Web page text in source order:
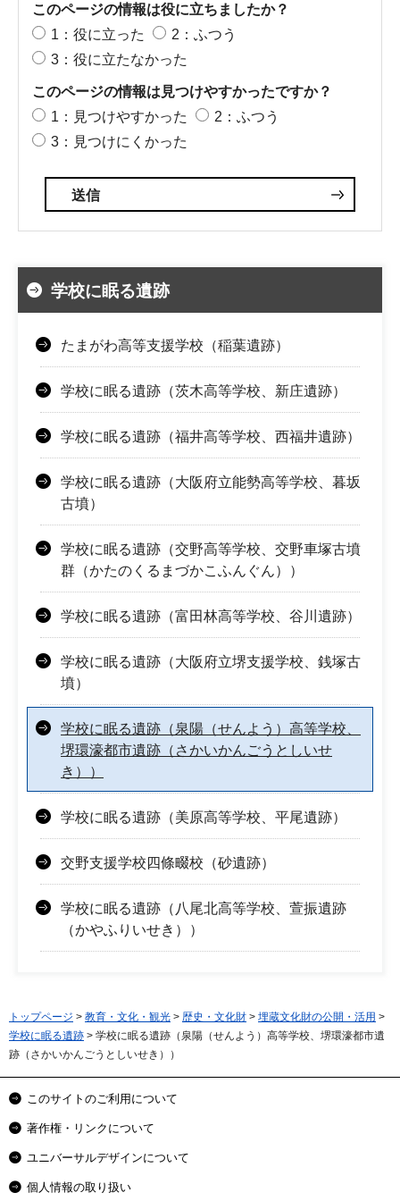
このページの情報は役に立ちましたか？
1：役に立った
2：ふつう
3：役に立たなかった
このページの情報は見つけやすかったですか？
1：見つけやすかった
2：ふつう
3：見つけにくかった
学校に眠る遺跡
たまがわ高等支援学校（稲葉遺跡）
学校に眠る遺跡（茨木高等学校、新庄遺跡）
学校に眠る遺跡（福井高等学校、西福井遺跡）
学校に眠る遺跡（大阪府立能勢高等学校、暮坂
古墳）
学校に眠る遺跡（交野高等学校、交野車塚古墳
群（かたのくるまづかこふんぐん））
学校に眠る遺跡（富田林高等学校、谷川遺跡）
学校に眠る遺跡（大阪府立堺支援学校、銭塚古
墳）
学校に眠る遺跡（泉陽（せんよう）高等学校、
堺環濠都市遺跡（さかいかんごうとしいせ
き））
学校に眠る遺跡（美原高等学校、平尾遺跡）
交野支援学校四條畷校（砂遺跡）
学校に眠る遺跡（八尾北高等学校、萱振遺跡
（かやふりいせき））
トップページ > 教育・文化・観光 > 歴史・文化財 > 埋蔵文化財の公開・活用 >
学校に眠る遺跡 > 学校に眠る遺跡（泉陽（せんよう）高等学校、堺環濠都市遺
跡（さかいかんごうとしいせき））
このサイトのご利用について
著作権・リンクについて
ユニバーサルデザインについて
個人情報の取り扱い